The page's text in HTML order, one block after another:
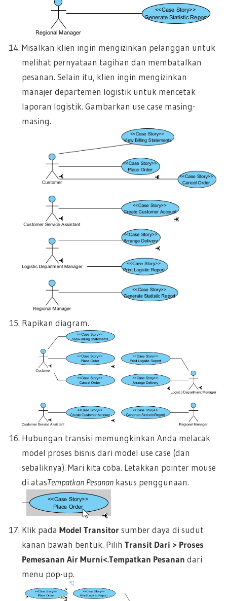
Misalkan klien ingin mengizinkan pelanggan untuk
melihat pernyataan tagihan dan membatalkan
pesanan. Selain itu, klien ingin mengizinkan
manajer departemen logistik untuk mencetak
laporan logistik. Gambarkan use case masing-
masing.
Rapikan diagram.
Hubungan transisi memungkinkan Anda melacak
model proses bisnis dari model use case (dan
sebaliknya). Mari kita coba. Letakkan pointer mouse
di atasTempatkan Pesanankasus penggunaan.
Klik pada Model Transitorsumber daya di sudut
kanan bawah bentuk. Pilih Transit Dari > Proses
Pemesanan Air Murni<.Tempatkan Pesanan dari
menu pop-up.